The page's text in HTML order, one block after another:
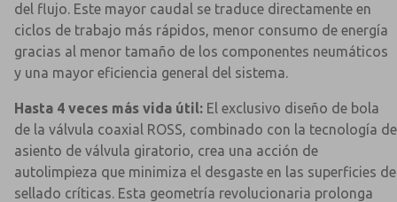
del flujo. Este mayor caudal se traduce directamente en
ciclos de trabajo más rápidos, menor consumo de energía
gracias al menor tamaño de los componentes neumáticos
y una mayor eficiencia general del sistema.
Hasta 4 veces más vida útil: El exclusivo diseño de bola
de la válvula coaxial ROSS, combinado con la tecnología de
asiento de válvula giratorio, crea una acción de
autolimpieza que minimiza el desgaste en las superficies de
sellado críticas. Esta geometría revolucionaria prolonga